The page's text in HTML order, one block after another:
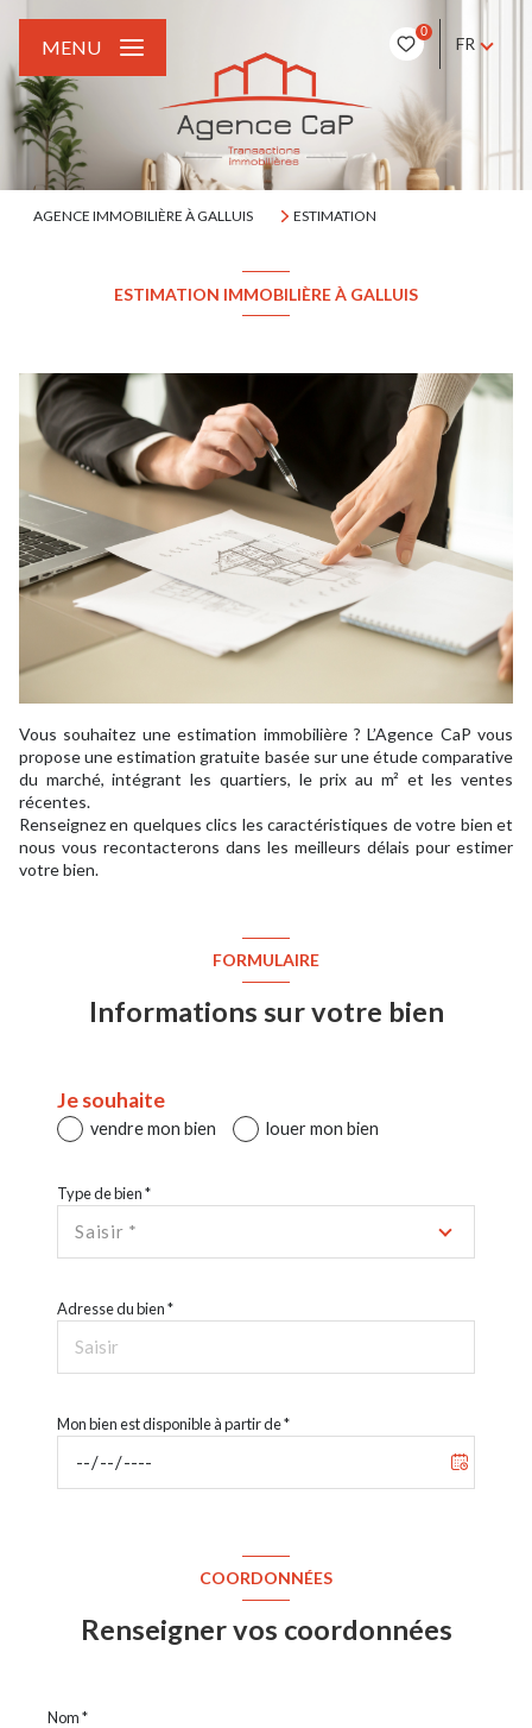
0
FR
MENU
AGENCE IMMOBILIÈRE À GALLUIS ESTIMATION
ESTIMATION IMMOBILIÈRE À GALLUIS
Vous souhaitez une estimation immobilière ? L’Agence CaP vous
propose une estimation gratuite basée sur une étude comparative
du marché, intégrant les quartiers, le prix au m² et les ventes
récentes.
Renseignez en quelques clics les caractéristiques de votre bien et
nous vous recontacterons dans les meilleurs délais pour estimer
votre bien.
FORMULAIRE
Informations sur votre bien
Je souhaite
vendre mon bien louer mon bien
Type de bien *
Saisir *
Adresse du bien *
Mon bien est disponible à partir de *
COORDONNÉES
Renseigner vos coordonnées
Nom *